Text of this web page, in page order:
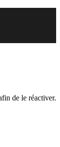
de le réactiver.